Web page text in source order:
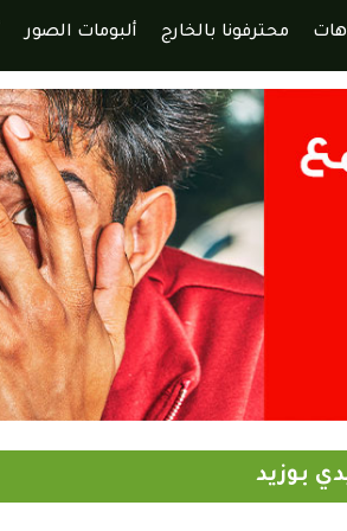
محترفونا بالخارج ألبومات الصور
بوزيد